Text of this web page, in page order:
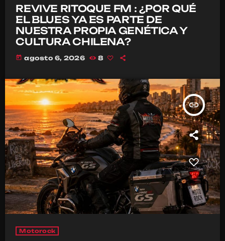
REVIVE RITOQUE FM : ¿POR QUÉ
EL BLUES YA ES PARTE DE
NUESTRA PROPIA GENÉTICA Y
CULTURA CHILENA?
today agosto 6, 2026 8
insert_link
Motorock